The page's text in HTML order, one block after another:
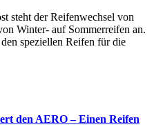
steht der Reifenwechsel von
Winter- auf Sommerreifen an.
speziellen Reifen für die
den AERO – Einen Reifen